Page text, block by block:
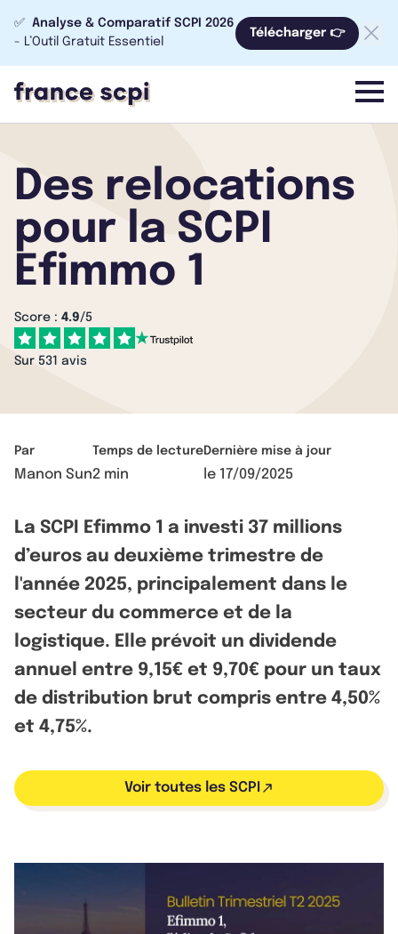
✅ Analyse & Comparatif SCPI 2026
- L’Outil Gratuit Essentiel
Télécharger 👉
menu
Des relocations
pour la SCPI
Efimmo 1
Score : 4.9/5
Sur 531 avis
Par
Manon Sun
Temps de lecture
2 min
Dernière mise à jour
le 17/09/2025
La SCPI Efimmo 1 a investi 37 millions
d’euros au deuxième trimestre de
l'année 2025, principalement dans le
secteur du commerce et de la
logistique. Elle prévoit un dividende
annuel entre 9,15€ et 9,70€ pour un taux
de distribution brut compris entre 4,50%
et 4,75%.
Voir toutes les SCPI